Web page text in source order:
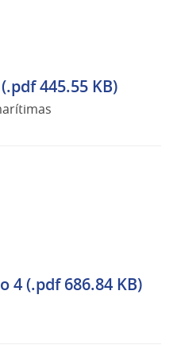
445.55 KB)
4 (.pdf 686.84 KB)